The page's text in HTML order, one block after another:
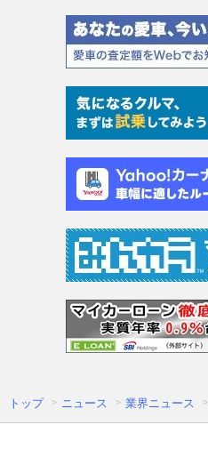
トップ ニュース 業界ニュース